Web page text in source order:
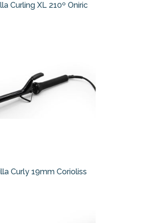
Curling XL 210º Oniric
Curly 19mm Corioliss